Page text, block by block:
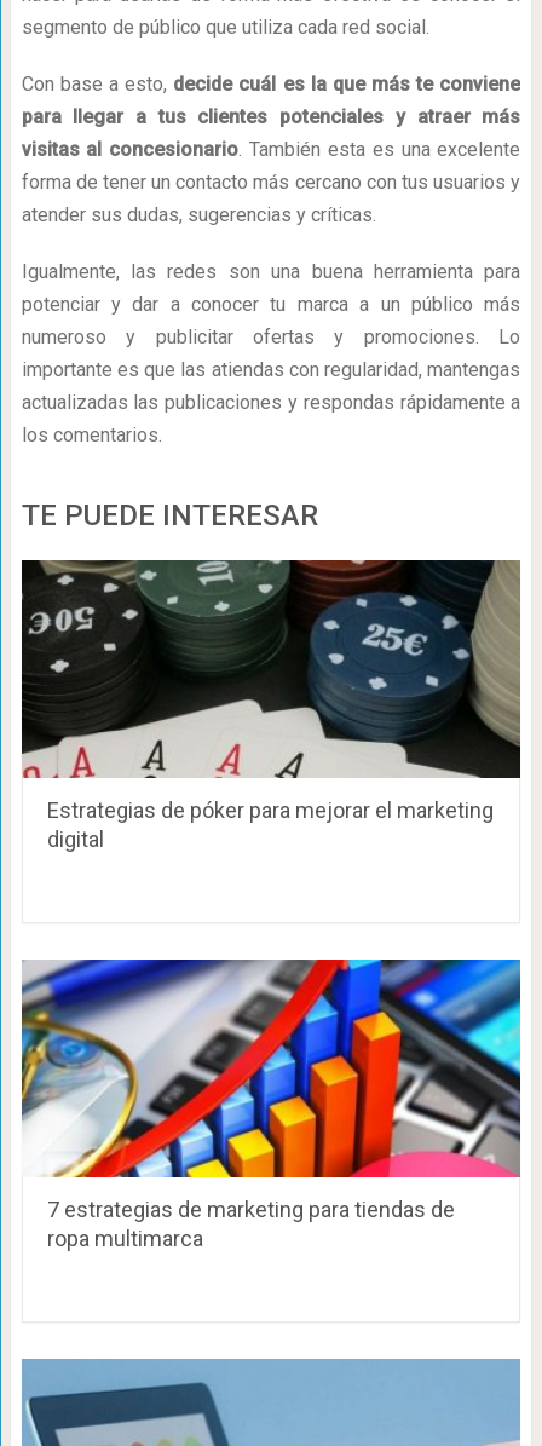
segmento de público que utiliza cada red social.
Con base a esto, decide cuál es la que más te conviene
para llegar a tus clientes potenciales y atraer más
visitas al concesionario. También esta es una excelente
forma de tener un contacto más cercano con tus usuarios y
atender sus dudas, sugerencias y críticas.
Igualmente, las redes son una buena herramienta para
potenciar y dar a conocer tu marca a un público más
numeroso y publicitar ofertas y promociones. Lo
importante es que las atiendas con regularidad, mantengas
actualizadas las publicaciones y respondas rápidamente a
los comentarios.
TE PUEDE INTERESAR
Estrategias de póker para mejorar el marketing
digital
7 estrategias de marketing para tiendas de
ropa multimarca